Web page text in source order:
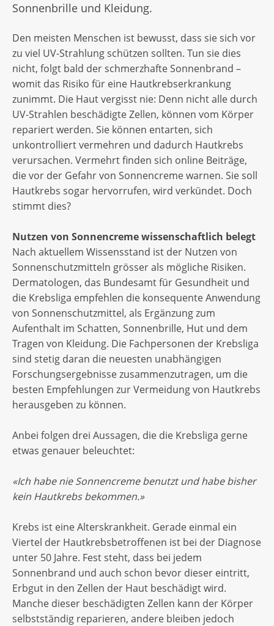
Sonnenbrille und Kleidung.
Den meisten Menschen ist bewusst, dass sie sich vor
zu viel UV-Strahlung schützen sollten. Tun sie dies
nicht, folgt bald der schmerzhafte Sonnenbrand –
womit das Risiko für eine Hautkrebserkrankung
zunimmt. Die Haut vergisst nie: Denn nicht alle durch
UV-Strahlen beschädigte Zellen, können vom Körper
repariert werden. Sie können entarten, sich
unkontrolliert vermehren und dadurch Hautkrebs
verursachen. Vermehrt finden sich online Beiträge,
die vor der Gefahr von Sonnencreme warnen. Sie soll
Hautkrebs sogar hervorrufen, wird verkündet. Doch
stimmt dies?
Nutzen von Sonnencreme wissenschaftlich belegt
Nach aktuellem Wissensstand ist der Nutzen von
Sonnenschutzmitteln grösser als mögliche Risiken.
Dermatologen, das Bundesamt für Gesundheit und
die Krebsliga empfehlen die konsequente Anwendung
von Sonnenschutzmittel, als Ergänzung zum
Aufenthalt im Schatten, Sonnenbrille, Hut und dem
Tragen von Kleidung. Die Fachpersonen der Krebsliga
sind stetig daran die neuesten unabhängigen
Forschungsergebnisse zusammenzutragen, um die
besten Empfehlungen zur Vermeidung von Hautkrebs
herausgeben zu können.
Anbei folgen drei Aussagen, die die Krebsliga gerne
etwas genauer beleuchtet:
«Ich habe nie Sonnencreme benutzt und habe bisher
kein Hautkrebs bekommen.»
Krebs ist eine Alterskrankheit. Gerade einmal ein
Viertel der Hautkrebsbetroffenen ist bei der Diagnose
unter 50 Jahre. Fest steht, dass bei jedem
Sonnenbrand und auch schon bevor dieser eintritt,
Erbgut in den Zellen der Haut beschädigt wird.
Manche dieser beschädigten Zellen kann der Körper
selbstständig reparieren, andere bleiben jedoch